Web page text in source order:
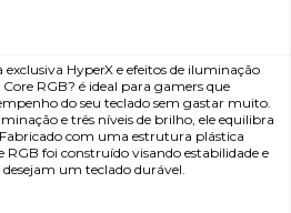
HyperX e efeitos de iluminação
RGB? é ideal para gamers que
do seu teclado sem gastar muito.
e três níveis de brilho, ele equilibra
com uma estrutura plástica
RGB foi construído visando estabilidade e
um teclado durável.